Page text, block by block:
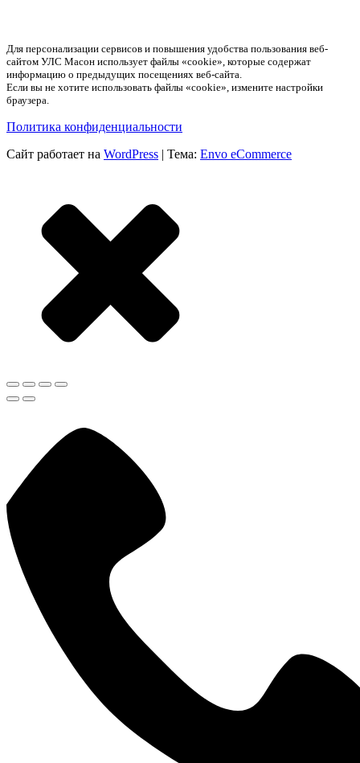
Для персонализации сервисов и повышения удобства пользования веб-
сайтом УЛС Масон использует файлы «cookie», которые содержат
информацию о предыдущих посещениях веб-сайта.
Если вы не хотите использовать файлы «cookie», измените настройки
браузера.
Политика конфиденциальности
Сайт работает на WordPress | Тема: Envo eCommerce